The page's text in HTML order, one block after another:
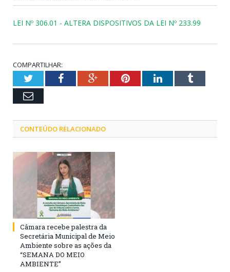
LEI Nº 306.01 - ALTERA DISPOSITIVOS DA LEI Nº 233.99
COMPARTILHAR:
TwitterFacebookGoogle+PinterestLinkedInTumblr
Email
CONTEÚDO RELACIONADO
Câmara recebe palestra da
Secretária Municipal de Meio
Ambiente sobre as ações da
“SEMANA DO MEIO
AMBIENTE”